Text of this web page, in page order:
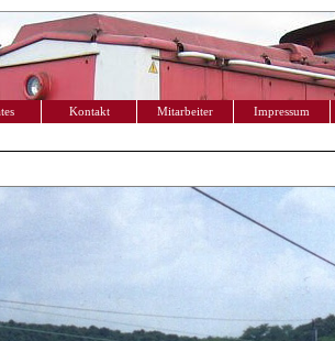
Kontakt Mitarbeiter Impressum